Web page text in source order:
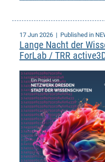
17 Jun 2026 | Published in
Lange Nacht der
ForLab / TRR